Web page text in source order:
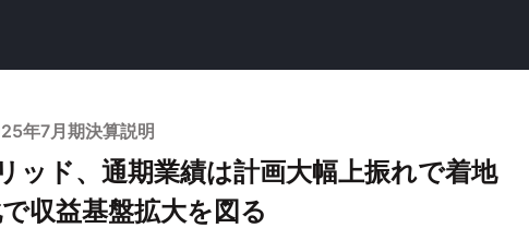
年7月期決算説明
ッド、通期業績は計画大幅上振れで着地
収益基盤拡大を図る